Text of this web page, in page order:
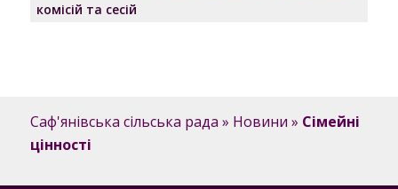
комісій та сесій
Саф'янівська сільська рада » Новини » Сімейні
цінності